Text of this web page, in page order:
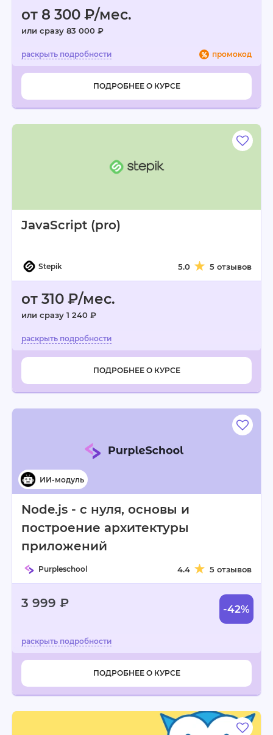
от 8 300 ₽/мес.
или сразу 83 000 ₽
промокод
ПОДРОБНЕЕ О КУРСЕ
JavaScript (pro)
Stepik 5.0 5 отзывов
от 310 ₽/мес.
или сразу 1 240 ₽
ПОДРОБНЕЕ О КУРСЕ
Node.js - с нуля, основы и
построение архитектуры
приложений
Purpleschool 4.4 5 отзывов
3 999 ₽ -42%
ПОДРОБНЕЕ О КУРСЕ